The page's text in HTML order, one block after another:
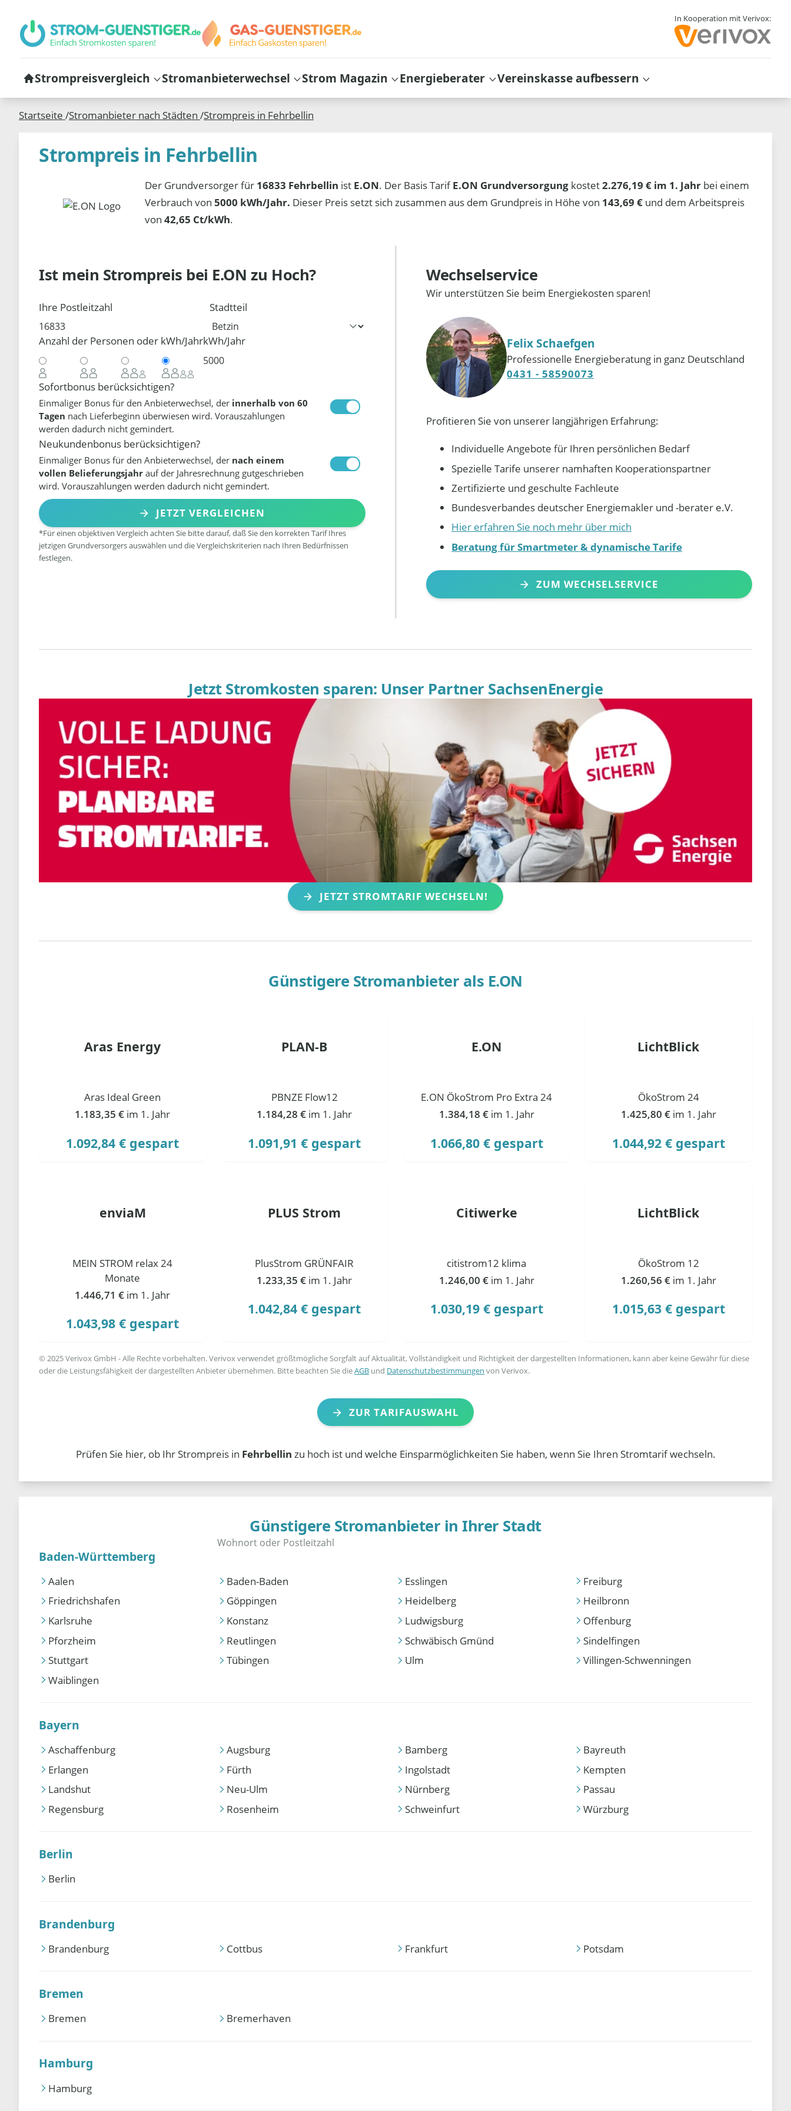
In Kooperation mit Verivox:
Strompreisvergleich Stromanbieterwechsel Strom Magazin Energieberater Vereinskasse aufbessern
Startseite /Stromanbieter nach Städten /Strompreis in Fehrbellin
Strompreis in Fehrbellin
Der Grundversorger für 16833 Fehrbellin ist E.ON. Der Basis TarifE.ON Grundversorgung kostet2.276,19 € im 1. Jahr bei einem
Verbrauch von5000 kWh/Jahr. Dieser Preis setzt sich zusammen aus dem Grundpreis in Höhe von 143,69 € und dem Arbeitspreis
von42,65 Ct/kWh.
Ist mein Strompreis bei E.ON zu Hoch?
Ihre Postleitzahl Stadtteil
Anzahl der Personen oder kWh/JahrkWh/Jahr
Sofortbonus berücksichtigen?
Einmaliger Bonus für den Anbieterwechsel, der innerhalb von 60
Tagen nach Lieferbeginn überwiesen wird. Vorauszahlungen
werden dadurch nicht gemindert.
Neukundenbonus berücksichtigen?
Einmaliger Bonus für den Anbieterwechsel, der nach einem
vollen Belieferungsjahr auf der Jahresrechnung gutgeschrieben
wird. Vorauszahlungen werden dadurch nicht gemindert.
JETZT VERGLEICHEN
*Für einen objektiven Vergleich achten Sie bitte darauf, daß Sie den korrekten Tarif Ihres
jetzigen Grundversorgers auswählen und die Vergleichskriterien nach Ihren Bedürfnissen
festlegen.
Wechselservice
Wir unterstützen Sie beim Energiekosten sparen!
Felix Schaefgen
Professionelle Energieberatung in ganz Deutschland
0431 - 58590073
Profitieren Sie von unserer langjährigen Erfahrung:
Individuelle Angebote für Ihren persönlichen Bedarf
Spezielle Tarife unserer namhaften Kooperationspartner
Zertifizierte und geschulte Fachleute
Bundesverbandes deutscher Energiemakler und -berater e.V.
Hier erfahren Sie noch mehr über mich
Beratung für Smartmeter & dynamische Tarife
ZUM WECHSELSERVICE
Jetzt Stromkosten sparen: Unser Partner SachsenEnergie
JETZT STROMTARIF WECHSELN!
Günstigere Stromanbieter als E.ON
Aras Energy
Aras Ideal Green
1.183,35 € im 1. Jahr
1.092,84 € gespart
PLAN-B
PBNZE Flow12
1.184,28 € im 1. Jahr
1.091,91 € gespart
E.ON
E.ON ÖkoStrom Pro Extra 24
1.384,18 € im 1. Jahr
1.066,80 € gespart
LichtBlick
ÖkoStrom 24
1.425,80 € im 1. Jahr
1.044,92 € gespart
enviaM
MEIN STROM relax 24
Monate
1.446,71 € im 1. Jahr
1.043,98 € gespart
PLUS Strom
PlusStrom GRÜNFAIR
1.233,35 € im 1. Jahr
1.042,84 € gespart
Citiwerke
citistrom12 klima
1.246,00 € im 1. Jahr
1.030,19 € gespart
LichtBlick
ÖkoStrom 12
1.260,56 € im 1. Jahr
1.015,63 € gespart
© 2025 Verivox GmbH - Alle Rechte vorbehalten. Verivox verwendet größtmögliche Sorgfalt auf Aktualität, Vollständigkeit und Richtigkeit der dargestellten Informationen, kann aber keine Gewähr für diese
oder die Leistungsfähigkeit der dargestellten Anbieter übernehmen. Bitte beachten Sie dieAGB und Datenschutzbestimmungen von Verivox.
ZUR TARIFAUSWAHL
Prüfen Sie hier, ob Ihr Strompreis in Fehrbellin zu hoch ist und welche Einsparmöglichkeiten Sie haben, wenn Sie Ihren Stromtarif wechseln.
Günstigere Stromanbieter in Ihrer Stadt
Baden-Württemberg
Aalen Baden-Baden Esslingen
Freiburg
Friedrichshafen
Göppingen Heidelberg
Heilbronn
Karlsruhe
Konstanz Ludwigsburg
Offenburg
Pforzheim
Reutlingen Schwäbisch Gmünd
Sindelfingen
Stuttgart
Tübingen Ulm
Villingen-Schwenningen
Waiblingen
Bayern
Aschaffenburg Augsburg Bamberg
Bayreuth
Erlangen
Fürth Ingolstadt
Kempten
Landshut
Neu-Ulm Nürnberg
Passau
Regensburg
Rosenheim Schweinfurt Würzburg
Berlin
Berlin
Brandenburg
Brandenburg Cottbus Frankfurt Potsdam
Bremen
Bremen Bremerhaven
Hamburg
Hamburg